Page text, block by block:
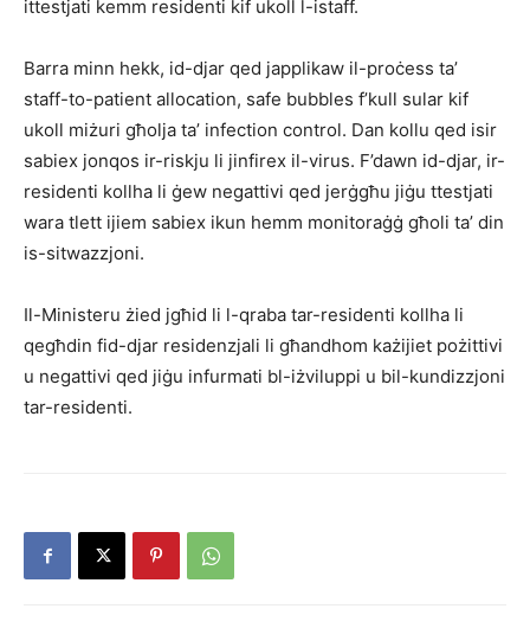
ittestjati kemm residenti kif ukoll l-istaff.
Barra minn hekk, id-djar qed japplikaw il-proċess ta’
staff-to-patient allocation, safe bubbles f’kull sular kif
ukoll miżuri għolja ta’ infection control. Dan kollu qed isir
sabiex jonqos ir-riskju li jinfirex il-virus. F’dawn id-djar, ir-
residenti kollha li ġew negattivi qed jerġgħu jiġu ttestjati
wara tlett ijiem sabiex ikun hemm monitoraġġ għoli ta’ din
is-sitwazzjoni.
Il-Ministeru żied jgħid li l-qraba tar-residenti kollha li
qegħdin fid-djar residenzjali li għandhom każijiet pożittivi
u negattivi qed jiġu infurmati bl-iżviluppi u bil-kundizzjoni
tar-residenti.